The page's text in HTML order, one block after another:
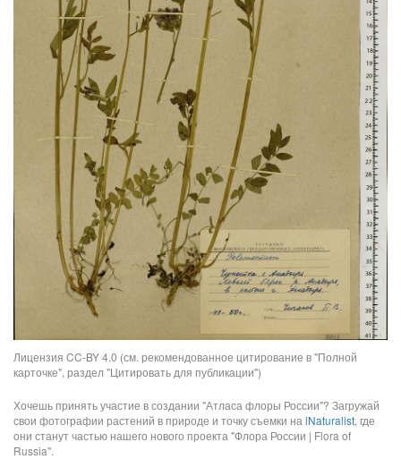
Лицензия CC-BY 4.0 (см. рекомендованное цитирование в "Полной
карточке", раздел "Цитировать для публикации")
Хочешь принять участие в создании "Атласа флоры России"? Загружай
свои фотографии растений в природе и точку съемки на iNaturalist, где
они станут частью нашего нового проекта "Флора России | Flora of
Russia".